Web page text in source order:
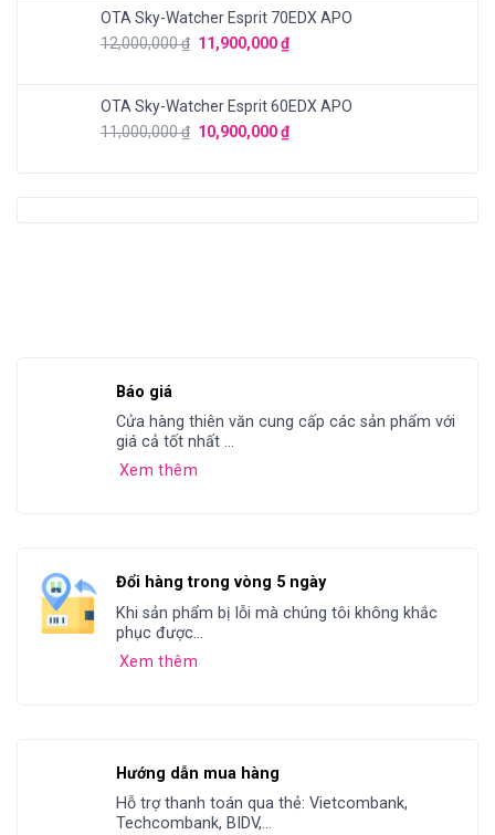
OTA Sky-Watcher Esprit 70EDX APO
12,000,000₫ 11,900,000₫
OTA Sky-Watcher Esprit 60EDX APO
11,000,000₫ 10,900,000₫
Báo giá
Cửa hàng thiên văn cung cấp các sản phẩm với
giá cả tốt nhất ...
Xem thêm
Đổi hàng trong vòng 5 ngày
Khi sản phẩm bị lỗi mà chúng tôi không khắc
phục được...
Xem thêm
Hướng dẫn mua hàng
Hỗ trợ thanh toán qua thẻ: Vietcombank,
Techcombank, BIDV,...